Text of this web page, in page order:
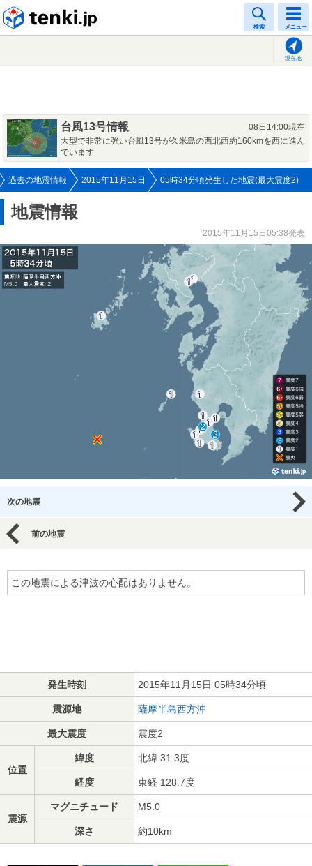
検索 メニュー
現在地
台風13号情報
08日14:00現在
大型で非常に強い台風13号が久米島の西北西約160kmを西に進ん
でいます
過去の地震情報 2015年11月15日 05時34分頃発生した地震(最大震度2)
地震情報
2015年11月15日05:38発表
次の地震
前の地震
この地震による津波の心配はありません。
発生時刻 2015年11月15日 05時34分頃
震源地 薩摩半島西方沖
最大震度 震度2
位置
緯度 北緯 31.3度
経度 東経 128.7度
震源
マグニチュード M5.0
深さ 約10km